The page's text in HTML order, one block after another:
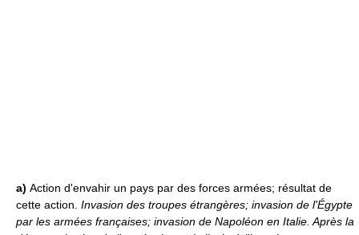
a) Action d'envahir un pays par des forces armées; résultat de
cette action. Invasion des troupes étrangères; invasion de l'Égypte
par les armées françaises; invasion de Napoléon en Italie. Après la